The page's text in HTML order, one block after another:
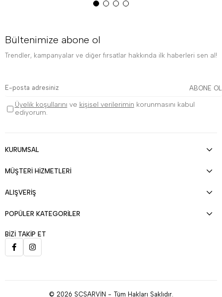
Bültenimize abone ol
Trendler, kampanyalar ve diğer fırsatlar hakkında ilk haberleri sen al!
ABONE OL
Üyelik koşullarını ve kişisel verilerimin korunmasını kabul
ediyorum.
KURUMSAL
MÜŞTERİ HİZMETLERİ
ALIŞVERİŞ
POPÜLER KATEGORİLER
BİZİ TAKİP ET
© 2026 SCSARVİN - Tüm Hakları Saklıdır.